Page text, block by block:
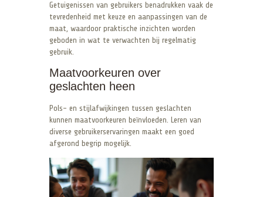
Getuigenissen van gebruikers benadrukken vaak de
tevredenheid met keuze en aanpassingen van de
maat, waardoor praktische inzichten worden
geboden in wat te verwachten bij regelmatig
gebruik.
Maatvoorkeuren over
geslachten heen
Pols- en stijlafwijkingen tussen geslachten
kunnen maatvoorkeuren beïnvloeden. Leren van
diverse gebruikerservaringen maakt een goed
afgerond begrip mogelijk.